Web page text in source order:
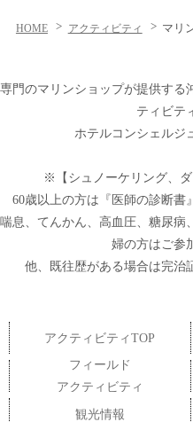
HOME アクティビティ マリ
専門のマリンショップが提供する
ティビテ
ホテルコンシェルジ
※【シュノーケリング、ダ
60歳以上の方は『医師の診断書
喘息、てんかん、高血圧、糖尿病
婦の方はご参
他、既往歴がある場合は完治
アクティビティTOP
フィールド
アクティビティ
観光情報